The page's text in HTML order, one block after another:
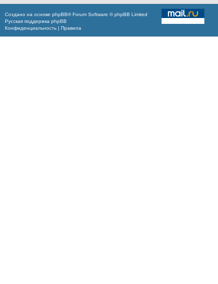
Создано на основе phpBB® Forum Software © phpBB Limited
Русская поддержка phpBB
Конфиденциальность | Правила